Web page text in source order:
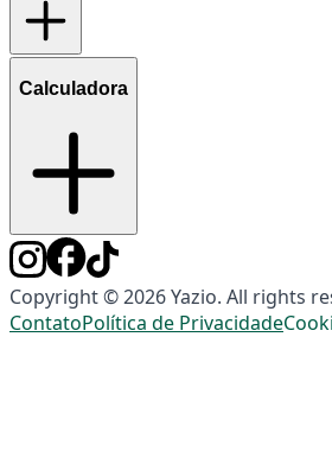
Calculadora
Copyright © 2026 Yazio. All rights
ContatoPolítica de Privacidade